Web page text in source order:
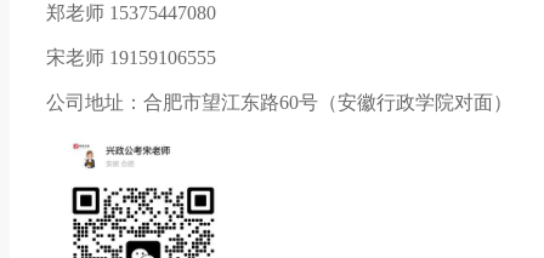
郑老师 15375447080
宋老师 19159106555
公司地址：合肥市望江东路60号（安徽行政学院对面）